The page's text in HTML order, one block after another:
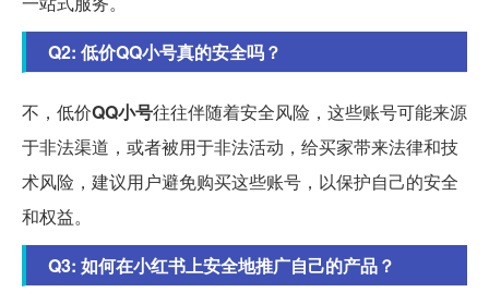
Q2: 低价QQ小号真的安全吗？
不，低价QQ小号往往伴随着安全风险，这些账号可能来源
于非法渠道，或者被用于非法活动，给买家带来法律和技
术风险，建议用户避免购买这些账号，以保护自己的安全
和权益。
Q3: 如何在小红书上安全地推广自己的产品？